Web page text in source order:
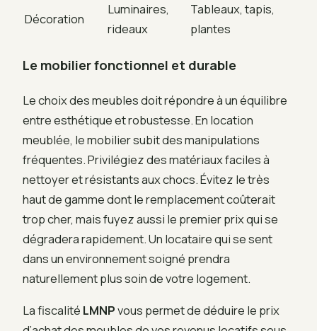
Décoration
Luminaires,
rideaux
Tableaux, tapis,
plantes
Le mobilier fonctionnel et durable
Le choix des meubles doit répondre à un équilibre
entre esthétique et robustesse. En location
meublée, le mobilier subit des manipulations
fréquentes. Privilégiez des matériaux faciles à
nettoyer et résistants aux chocs. Évitez le très
haut de gamme dont le remplacement coûterait
trop cher, mais fuyez aussi le premier prix qui se
dégradera rapidement. Un locataire qui se sent
dans un environnement soigné prendra
naturellement plus soin de votre logement.
La fiscalité LMNPvous permet de déduire le prix